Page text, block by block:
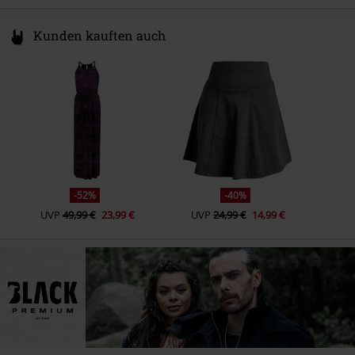
Kunden kauften auch
-52%
UVP 49,99 € 23,99 €
-40%
UVP 24,99 € 14,99 €